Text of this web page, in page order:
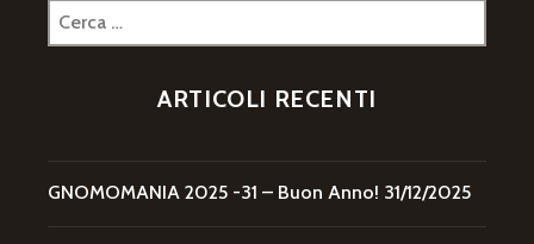
Ricerca
per:
ARTICOLI RECENTI
GNOMOMANIA 2025 -31 – Buon Anno! 31/12/2025